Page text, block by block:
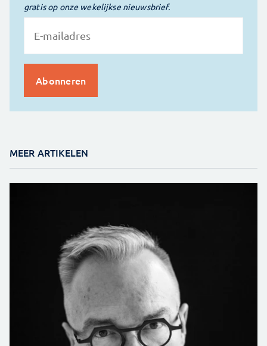
gratis op onze wekelijkse nieuwsbrief.
MEER ARTIKELEN